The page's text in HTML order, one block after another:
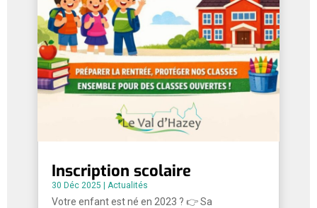
Inscription scolaire
30 Déc 2025 | Actualités
Votre enfant est né en 2023 ? 👉 Sa